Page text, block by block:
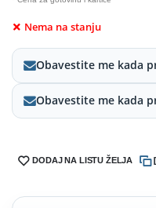
Nema na stanju
Obavestite me kada
Obavestite me kada
DODAJ NA LISTU ŽELJA